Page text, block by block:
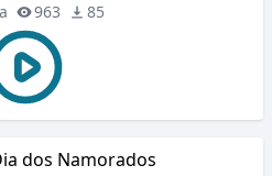
963 85
dos Namorados